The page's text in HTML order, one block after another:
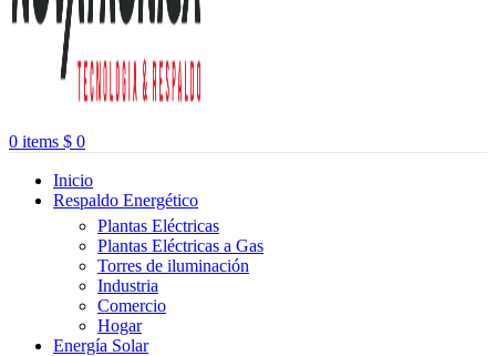
0 items $ 0
Inicio
Respaldo Energético
Plantas Eléctricas
Plantas Eléctricas a Gas
Torres de iluminación
Industria
Comercio
Hogar
Energía Solar